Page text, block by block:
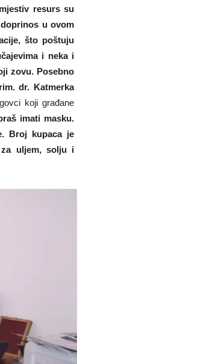
resurs su
u ovom
što poštuju
i neka i
zovu. Posebno
dr. Katmerka
koji građane
imati masku.
Broj kupaca je
za uljem, solju i